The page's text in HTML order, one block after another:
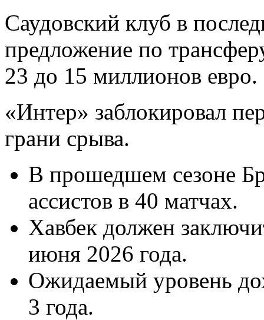
Саудовский клуб в
предложение по
23 до 15 миллионов евро.
«Интер» заблокировал
грани срыва.
В прошедшем сезоне
ассистов в 40 матчах.
Хавбек должен
июня 2026 года.
Ожидаемый уровень
3 года.